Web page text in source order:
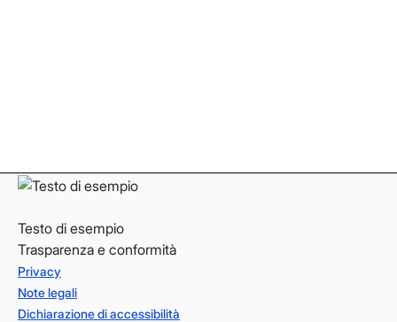
Testo di esempio
Trasparenza e conformità
Privacy
Note legali
Dichiarazione di accessibilità